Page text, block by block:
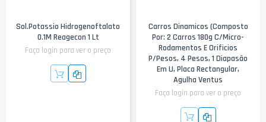
Sol.Potassio Hidrogenoftalato
0.1M Reagecon 1 Lt
Faça login para ver o preço
Carros Dinamicos (composto
Por: 2 Carros 180g C/micro-
Rodamentos E Orificios
P/pesos, 4 Pesos, 1 Diapasão
Em U, Placa Rectangular,
Agulha Ventus
Faça login para ver o preço